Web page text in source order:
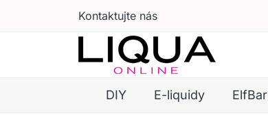
Kontaktujte nás
DIY E-liquidy ElfBar